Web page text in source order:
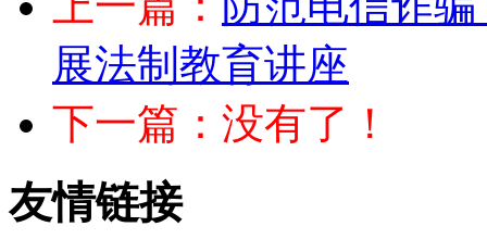
展法制教育讲座
下一篇：没有了！
友情链接